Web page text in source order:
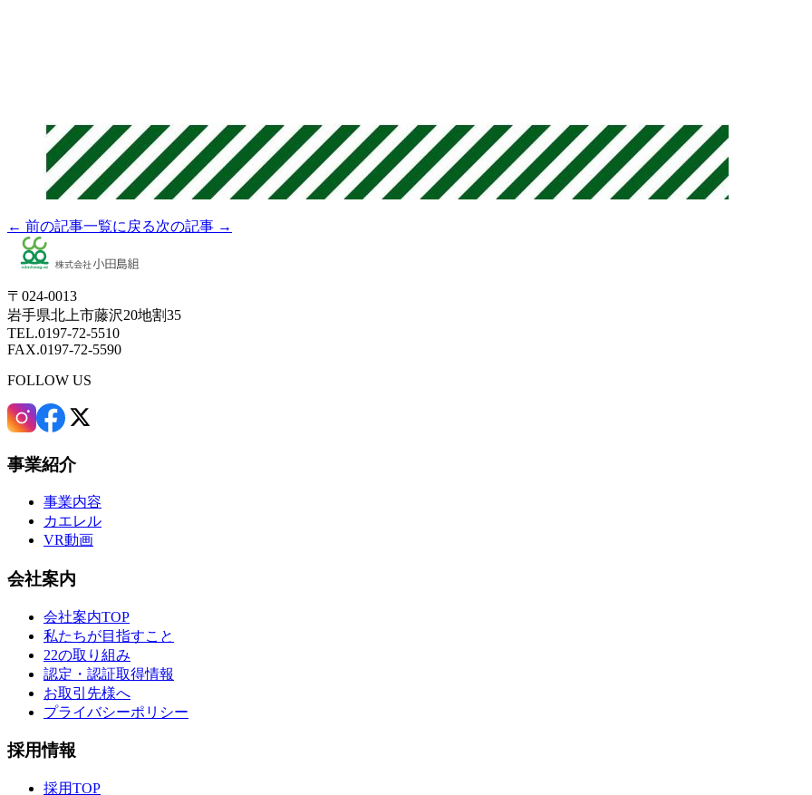
← 前の記事一覧に戻る次の記事 →
〒024-0013
岩手県北上市藤沢20地割35
TEL.0197-72-5510
FAX.0197-72-5590
FOLLOW US
事業紹介
事業内容
カエレル
VR動画
会社案内
会社案内TOP
私たちが目指すこと
22の取り組み
認定・認証取得情報
お取引先様へ
プライバシーポリシー
採用情報
採用TOP